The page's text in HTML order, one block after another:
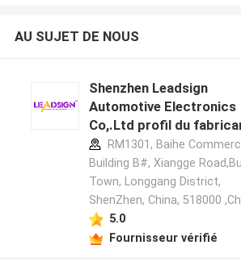
AU SUJET DE NOUS
Shenzhen Leadsign
Automotive Electronics
Co,.Ltd profil du
RM1301, Baihe
Building B#, Xiangge
Town, Longgang District,
ShenZhen, China, 518000
5.0
Fournisseur vérifié